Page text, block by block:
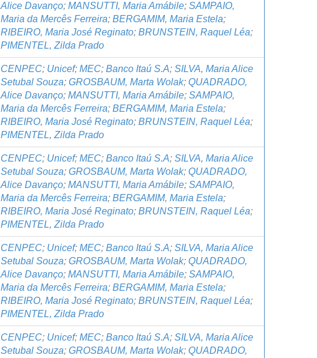
Alice Davanço; MANSUTTI, Maria Amábile; SAMPAIO,
Maria da Mercês Ferreira; BERGAMIM, Maria Estela;
RIBEIRO, Maria José Reginato; BRUNSTEIN, Raquel Léa;
PIMENTEL, Zilda Prado
CENPEC; Unicef; MEC; Banco Itaú S.A; SILVA, Maria Alice
Setubal Souza; GROSBAUM, Marta Wolak; QUADRADO,
Alice Davanço; MANSUTTI, Maria Amábile; SAMPAIO,
Maria da Mercês Ferreira; BERGAMIM, Maria Estela;
RIBEIRO, Maria José Reginato; BRUNSTEIN, Raquel Léa;
PIMENTEL, Zilda Prado
CENPEC; Unicef; MEC; Banco Itaú S.A; SILVA, Maria Alice
Setubal Souza; GROSBAUM, Marta Wolak; QUADRADO,
Alice Davanço; MANSUTTI, Maria Amábile; SAMPAIO,
Maria da Mercês Ferreira; BERGAMIM, Maria Estela;
RIBEIRO, Maria José Reginato; BRUNSTEIN, Raquel Léa;
PIMENTEL, Zilda Prado
CENPEC; Unicef; MEC; Banco Itaú S.A; SILVA, Maria Alice
Setubal Souza; GROSBAUM, Marta Wolak; QUADRADO,
Alice Davanço; MANSUTTI, Maria Amábile; SAMPAIO,
Maria da Mercês Ferreira; BERGAMIM, Maria Estela;
RIBEIRO, Maria José Reginato; BRUNSTEIN, Raquel Léa;
PIMENTEL, Zilda Prado
CENPEC; Unicef; MEC; Banco Itaú S.A; SILVA, Maria Alice
Setubal Souza; GROSBAUM, Marta Wolak; QUADRADO,